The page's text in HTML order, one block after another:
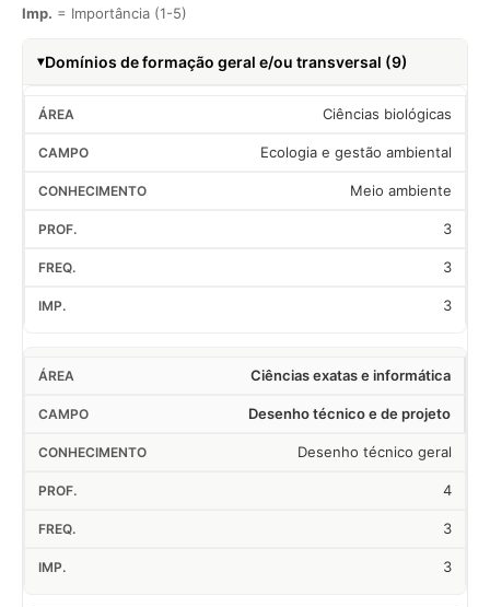
Imp. = Importância (1-5)
Domínios de formação geral e/ou transversal (9)
Ciências biológicas
Ecologia e gestão ambiental
Meio ambiente
3
3
3
Ciências exatas e informática
Desenho técnico e de projeto
Desenho técnico geral
4
3
3